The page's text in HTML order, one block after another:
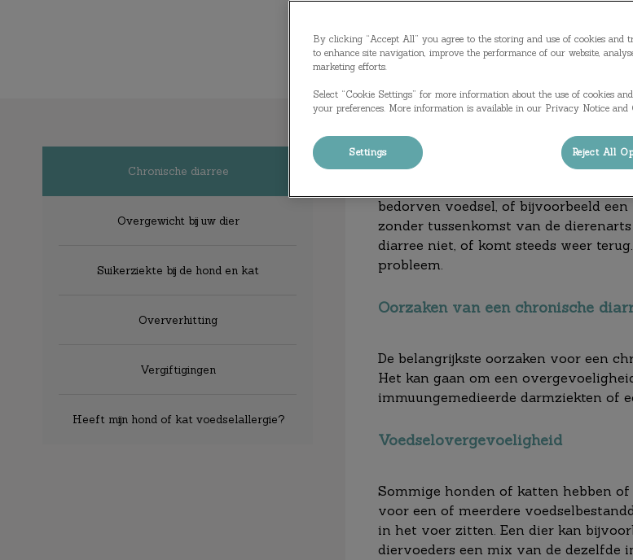
Chronische diarree
Overgewicht bij uw dier
Suikerziekte bij de hond en kat
Oververhitting
Vergiftigingen
Heeft mijn hond of kat voedselallergie?
Iedere hond of kat heeft wel eens
bedorven voedsel, of bijvoorbeeld
zonder tussenkomst van de
diarree niet, of komt steeds weer
probleem.
Oorzaken van een chronische
De belangrijkste oorzaken voor een
Het kan gaan om een
immuungemedieerde darmziekten of
Voedselovergevoeligheid
Sommige honden of katten hebben
voor een of meerdere
in het voer zitten. Een dier kan
diervoeders een mix van de
By clicking “Accept All” you agree to the storing and use of cookies and
to enhance site navigation, improve the performance of our website,
marketing efforts.
Select “Cookie Settings” for more information about the use of cookies
your preferences. More information is available in our Privacy Notice and
Settings Reject All